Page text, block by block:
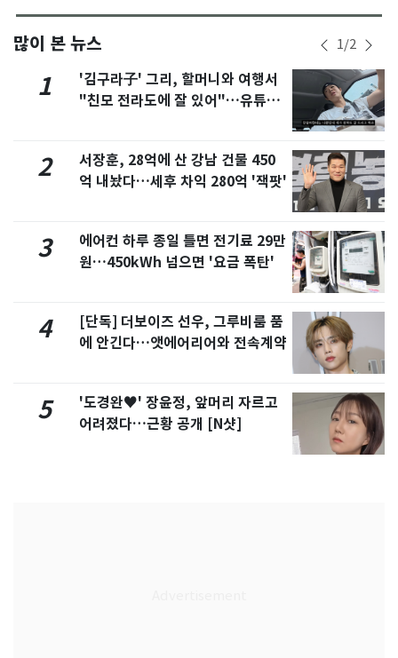
많이 본 뉴스 1/2
1
'김구라子' 그리, 할머니와 여행서
"친모 전라도에 잘 있어"…유튜브
2
서장훈, 28억에 산 강남 건물 450
억 내놨다…세후 차익 280억 '잭팟'
3
에어컨 하루 종일 틀면 전기료 29만
원…450kWh 넘으면 '요금 폭탄'
4
[단독] 더보이즈 선우, 그루비룸 품
에 안긴다…앳에어리어와 전속계약
5
'도경완♥' 장윤정, 앞머리 자르고
어려졌다…근황 공개 [N샷]